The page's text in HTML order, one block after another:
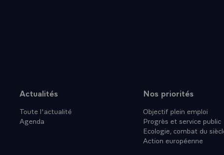
Plan du site
Actualités
Toute l'actualité
Agenda
Nos priorités
Objectif plein emploi
Progrès et service public
Ecologie, combat du
Action européenne